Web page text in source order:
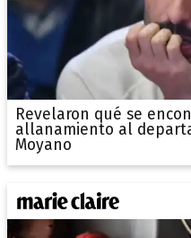
Revelaron qué se
allanamiento al
Moyano